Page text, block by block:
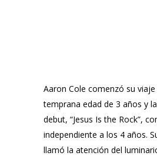
Aaron Cole comenzó su
temprana edad de 3 años y
debut, “Jesus Is the Rock”,
independiente a los 4 años.
llamó la atención del